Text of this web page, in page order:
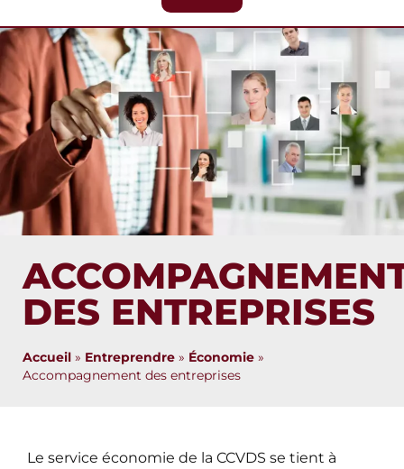
DES ENTREPRISES
Accueil » Entreprendre » Économie »
Accompagnement des entreprises
Le service économie de la CCVDS se tient à